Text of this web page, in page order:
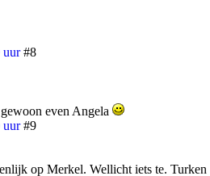
uur #8
even Angela
uur #9
op Merkel. Wellicht iets te. Turken